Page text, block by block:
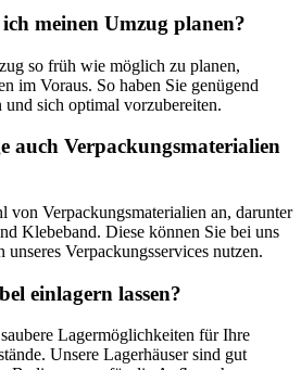
meinen Umzug planen?
so früh wie möglich zu planen,
im Voraus. So haben Sie genügend
sich optimal vorzubereiten.
auch Verpackungsmaterialien
von Verpackungsmaterialien an, darunter
Klebeband. Diese können Sie bei uns
Verpackungsservices nutzen.
einlagern lassen?
Lagermöglichkeiten für Ihre
Unsere Lagerhäuser sind gut